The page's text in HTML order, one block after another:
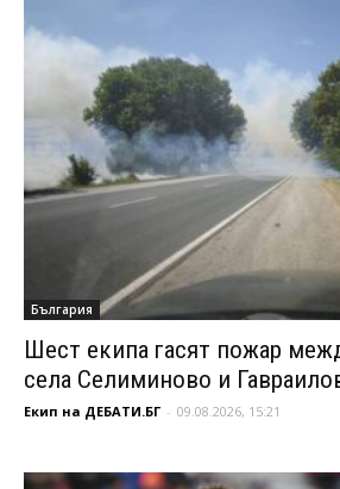
България
Шест екипа гасят пожар
села Селиминово и
Екип на ДЕБАТИ.БГ - 09.08.2026, 15:21